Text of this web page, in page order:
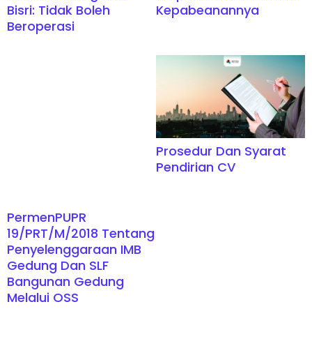
Bisri: Tidak Boleh
Beroperasi
Kepabeanannya
PermenPUPR
19/PRT/M/2018 Tentang
Penyelenggaraan IMB
Gedung Dan SLF
Bangunan Gedung
Melalui OSS
Prosedur Dan Syarat
Pendirian CV